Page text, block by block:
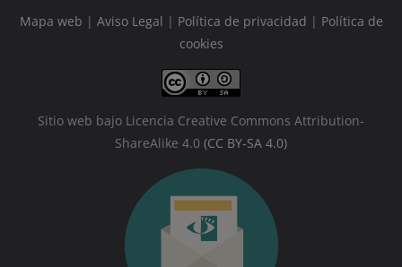
Mapa web | Aviso Legal | Política de privacidad | Política de
cookies
Sitio web bajo Licencia Creative Commons Attribution-
ShareAlike 4.0 (CC BY-SA 4.0)